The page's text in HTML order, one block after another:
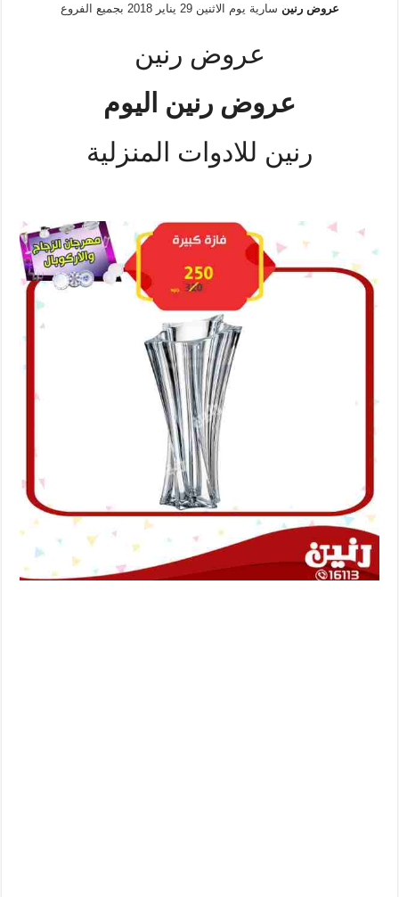
عروض رنينسارية يوم الاثنين 29 يناير 2018 بجميع الفروع
عروض رنين
عروض رنين اليوم
رنين للادوات المنزلية